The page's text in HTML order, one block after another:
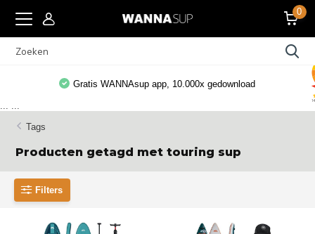
0
Gratis WANNAsup app, 10.000x gedownload
Tags
Producten getagd met touring sup
Filters
... ...